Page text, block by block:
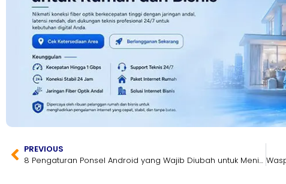
PREVIOUS
8 Pengaturan Ponsel Android yang Wajib Diubah untuk Meningkatkan Performa dan Keamanan